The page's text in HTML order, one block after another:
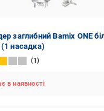
заглибний Bamix ONE
насадка)
1
в наявності